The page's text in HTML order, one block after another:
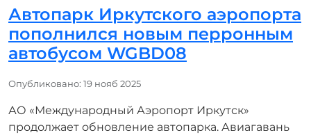
Автопарк Иркутского аэропорта
пополнился новым перронным
автобусом WGBD08
Информация о материале
Опубликовано: 19 нояб 2025
АО «Международный Аэропорт Иркутск»
продолжает обновление автопарка. Авиагавань